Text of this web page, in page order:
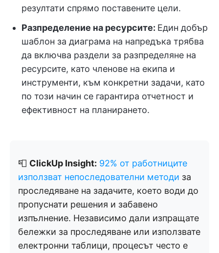
резултати спрямо поставените цели.
Разпределение на ресурсите: Един добър
шаблон за диаграма на напредъка трябва
да включва раздели за разпределяне на
ресурсите, като членове на екипа и
инструменти, към конкретни задачи, като
по този начин се гарантира отчетност и
ефективност на планирането.
📮 ClickUp Insight: 92% от работниците
използват непоследователни методи за
проследяване на задачите, което води до
пропуснати решения и забавено
изпълнение. Независимо дали изпращате
бележки за проследяване или използвате
електронни таблици, процесът често е